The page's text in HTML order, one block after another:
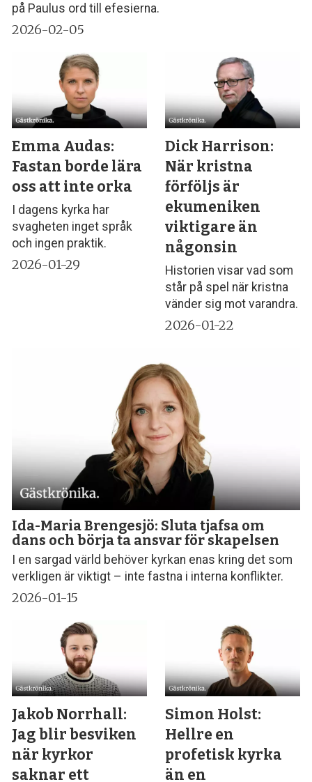
på Paulus ord till efesierna.
2026-02-05
Emma Audas:
Fastan borde lära
oss att inte orka
I dagens kyrka har
svagheten inget språk
och ingen praktik.
2026-01-29
Dick Harrison:
När kristna
förföljs är
ekumeniken
viktigare än
någonsin
Historien visar vad som
står på spel när kristna
vänder sig mot varandra.
2026-01-22
Ida-Maria Brengesjö: Sluta tjafsa om
dans och börja ta ansvar för skapelsen
I en sargad värld behöver kyrkan enas kring det som
verkligen är viktigt – inte fastna i interna konflikter.
2026-01-15
Jakob Norrhall:
Jag blir besviken
när kyrkor
saknar ett
Simon Holst:
Hellre en
profetisk kyrka
än en